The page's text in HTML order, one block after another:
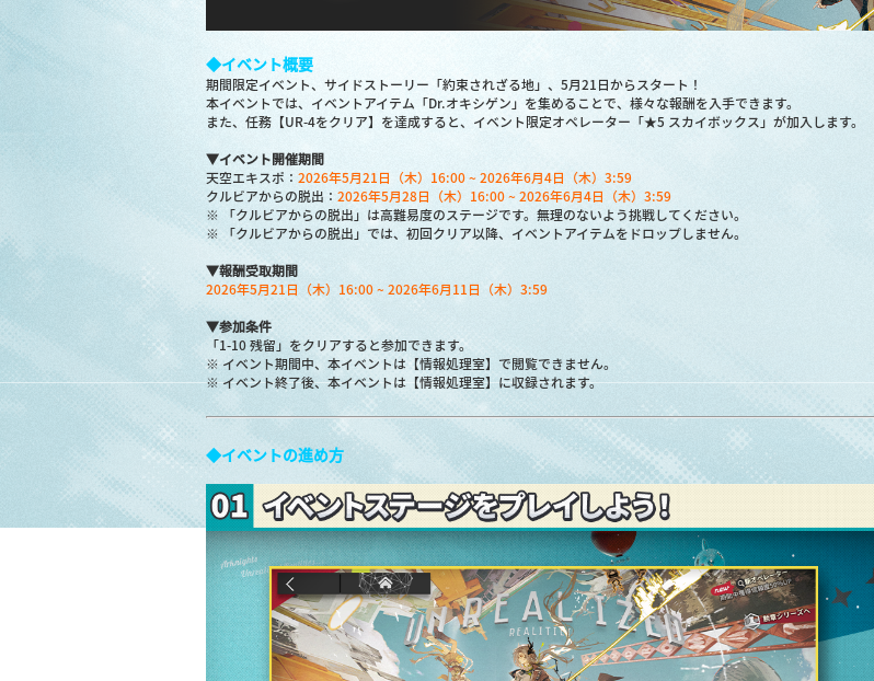
◆イベント概要
期間限定イベント、サイドストーリー「約束されざる地」、5月21日からスタート！
本イベントでは、イベントアイテム「Dr.オキシゲン」を集めることで、様々な報酬を入手できます。
また、任務【UR-4をクリア】を達成すると、イベント限定オペレーター「★5 スカイボックス」が加入します。
▼イベント開催期間
天空エキスポ： 2026年5月21日（木）16:00 ~ 2026年6月4日（木）3:59
クルビアからの脱出： 2026年5月28日（木）16:00 ~ 2026年6月4日（木）3:59
※ 「クルビアからの脱出」は高難易度のステージです。無理のないよう挑戦してください。
※ 「クルビアからの脱出」では、初回クリア以降、イベントアイテムをドロップしません。
▼報酬受取期間
2026年5月21日（木）16:00 ~ 2026年6月11日（木）3:59
▼参加条件
「1-10 残留」をクリアすると参加できます。
※ イベント期間中、本イベントは【情報処理室】で閲覧できません。
※ イベント終了後、本イベントは【情報処理室】に収録されます。
◆イベントの進め方